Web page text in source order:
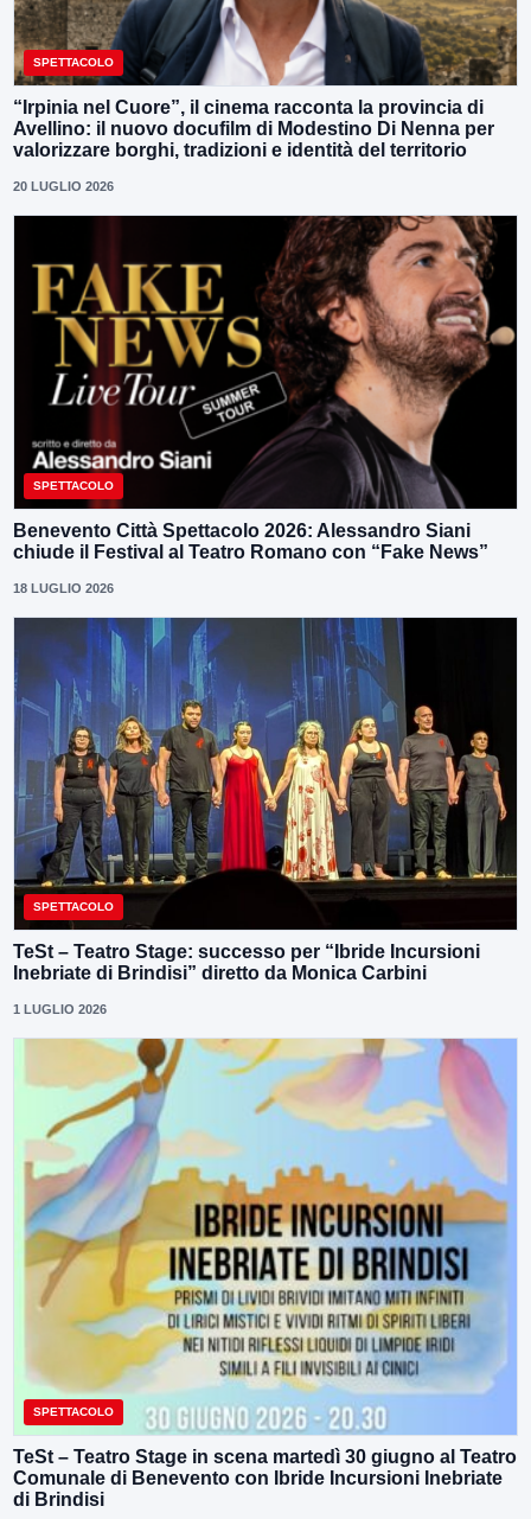
SPETTACOLO
“Irpinia nel Cuore”, il cinema racconta la provincia di
Avellino: il nuovo docufilm di Modestino Di Nenna per
valorizzare borghi, tradizioni e identità del territorio
20 LUGLIO 2026
SPETTACOLO
Benevento Città Spettacolo 2026: Alessandro Siani
chiude il Festival al Teatro Romano con “Fake News”
18 LUGLIO 2026
SPETTACOLO
TeSt – Teatro Stage: successo per “Ibride Incursioni
Inebriate di Brindisi” diretto da Monica Carbini
1 LUGLIO 2026
SPETTACOLO
TeSt – Teatro Stage in scena martedì 30 giugno al Teatro
Comunale di Benevento con Ibride Incursioni Inebriate
di Brindisi